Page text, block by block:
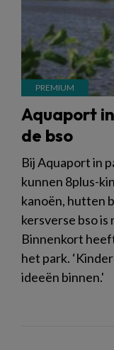
Aquaport
de bso
Bij Aquaport in
kunnen 8plus-
kanoën, hutten
kersverse bso
Binnenkort
het park.
ideeën binnen.'